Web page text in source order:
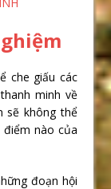
che giấu các
minh về
sẽ không thể
nào của
đoạn hội